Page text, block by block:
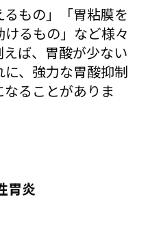
もの」「胃粘膜を
るもの」など様々
ば、胃酸が少ない
、強力な胃酸抑制
ることがありま
胃炎